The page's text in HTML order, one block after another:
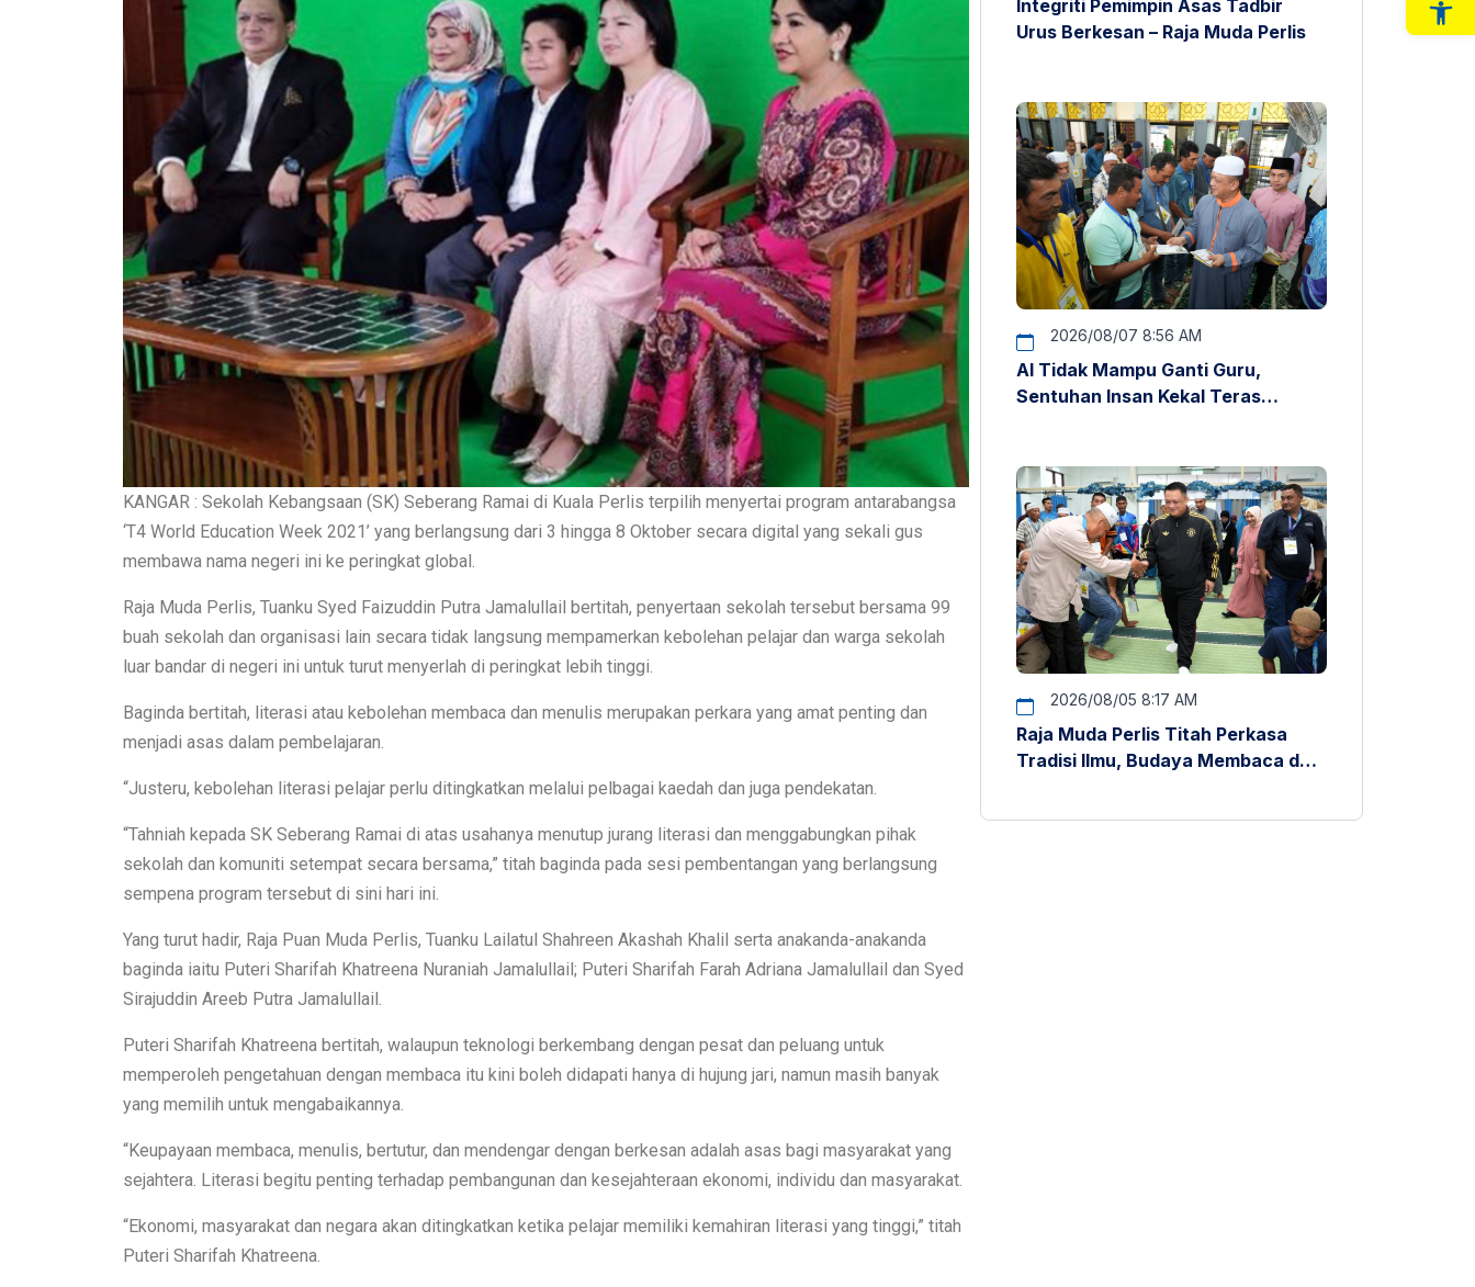
KANGAR : Sekolah Kebangsaan (SK) Seberang Ramai di Kuala Perlis terpilih menyertai program antarabangsa
‘T4 World Education Week 2021’ yang berlangsung dari 3 hingga 8 Oktober secara digital yang sekali gus
membawa nama negeri ini ke peringkat global.
Raja Muda Perlis, Tuanku Syed Faizuddin Putra Jamalullail bertitah, penyertaan sekolah tersebut bersama 99
buah sekolah dan organisasi lain secara tidak langsung mempamerkan kebolehan pelajar dan warga sekolah
luar bandar di negeri ini untuk turut menyerlah di peringkat lebih tinggi.
Baginda bertitah, literasi atau kebolehan membaca dan menulis merupakan perkara yang amat penting dan
menjadi asas dalam pembelajaran.
“Justeru, kebolehan literasi pelajar perlu ditingkatkan melalui pelbagai kaedah dan juga pendekatan.
“Tahniah kepada SK Seberang Ramai di atas usahanya menutup jurang literasi dan menggabungkan pihak
sekolah dan komuniti setempat secara bersama,” titah baginda pada sesi pembentangan yang berlangsung
sempena program tersebut di sini hari ini.
Yang turut hadir, Raja Puan Muda Perlis, Tuanku Lailatul Shahreen Akashah Khalil serta anakanda-anakanda
baginda iaitu Puteri Sharifah Khatreena Nuraniah Jamalullail; Puteri Sharifah Farah Adriana Jamalullail dan Syed
Sirajuddin Areeb Putra Jamalullail.
Puteri Sharifah Khatreena bertitah, walaupun teknologi berkembang dengan pesat dan peluang untuk
memperoleh pengetahuan dengan membaca itu kini boleh didapati hanya di hujung jari, namun masih banyak
yang memilih untuk mengabaikannya.
“Keupayaan membaca, menulis, bertutur, dan mendengar dengan berkesan adalah asas bagi masyarakat yang
sejahtera. Literasi begitu penting terhadap pembangunan dan kesejahteraan ekonomi, individu dan masyarakat.
“Ekonomi, masyarakat dan negara akan ditingkatkan ketika pelajar memiliki kemahiran literasi yang tinggi,” titah
Puteri Sharifah Khatreena.
Integriti Pemimpin Asas Tadbir
Urus Berkesan – Raja Muda Perlis
2026/08/07 8:56 AM
AI Tidak Mampu Ganti Guru,
Sentuhan Insan Kekal Teras
2026/08/05 8:17 AM
Raja Muda Perlis Titah Perkasa
Tradisi Ilmu, Budaya Membaca dan